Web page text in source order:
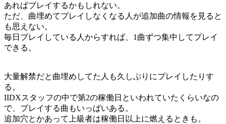
あればプレイするかもしれない。
ただ、曲埋めてプレイしなくなる人が追加曲の情報を見ると
も思えない。
毎日プレイしている人からすれば、1曲ずつ集中してプレイ
できる。
大量解禁だと曲埋めしてた人も久しぶりにプレイしたりす
る。
IIDXスタッフの中で第2の稼働日といわれていたくらいなの
で、プレイする曲もいっぱいある。
追加穴とかあって上級者は稼働日以上に燃えるときも。